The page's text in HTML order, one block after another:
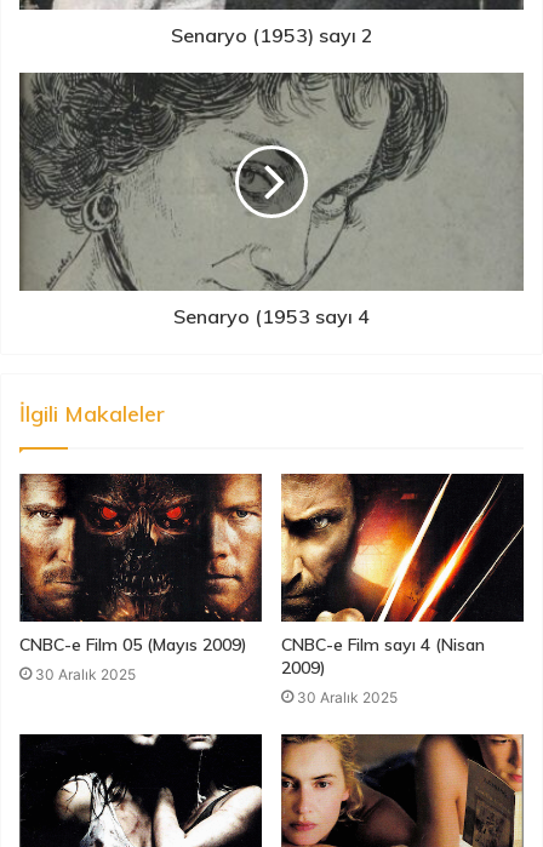
Senaryo (1953) sayı 2
Senaryo (1953 sayı 4
İlgili Makaleler
CNBC-e Film 05 (Mayıs 2009)
30 Aralık 2025
CNBC-e Film sayı 4 (Nisan
2009)
30 Aralık 2025